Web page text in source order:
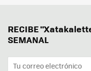
RECIBE
SEMANAL